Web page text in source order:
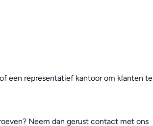
een representatief kantoor om klanten te
Neem dan gerust contact met ons